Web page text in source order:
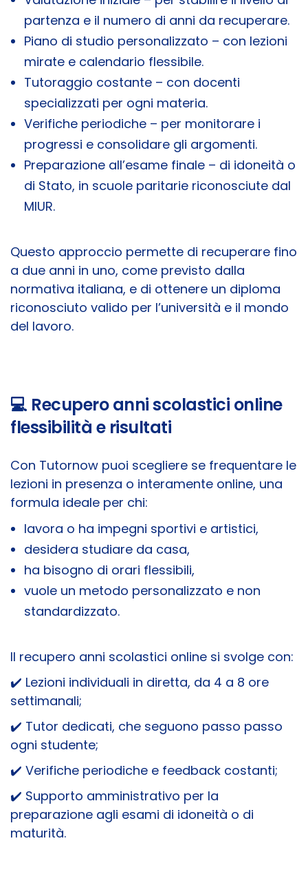
partenza e il numero di anni da recuperare.
Piano di studio personalizzato – con lezioni
mirate e calendario flessibile.
Tutoraggio costante – con docenti
specializzati per ogni materia.
Verifiche periodiche – per monitorare i
progressi e consolidare gli argomenti.
Preparazione all’esame finale – di idoneità o
di Stato, in scuole paritarie riconosciute dal
MIUR.
Questo approccio permette di recuperare fino
a due anni in uno, come previsto dalla
normativa italiana, e di ottenere un diploma
riconosciuto valido per l’università e il mondo
del lavoro.
💻 Recupero anni scolastici online
flessibilità e risultati
Con Tutornow puoi scegliere se frequentare le
lezioni in presenza o interamente online, una
formula ideale per chi:
lavora o ha impegni sportivi e artistici,
desidera studiare da casa,
ha bisogno di orari flessibili,
vuole un metodo personalizzato e non
standardizzato.
Il recupero anni scolastici online si svolge con:
✔️ Lezioni individuali in diretta, da 4 a 8 ore
settimanali;
✔️ Tutor dedicati, che seguono passo passo
ogni studente;
✔️ Verifiche periodiche e feedback costanti;
✔️ Supporto amministrativo per la
preparazione agli esami di idoneità o di
maturità.